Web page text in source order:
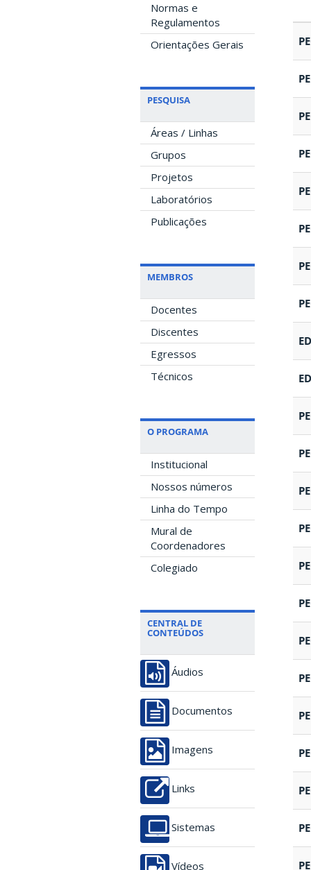
Normas e
Regulamentos
Orientações Gerais
PESQUISA
Áreas / Linhas
Grupos
Projetos
Laboratórios
Publicações
MEMBROS
Docentes
Discentes
Egressos
Técnicos
O PROGRAMA
Institucional
Nossos números
Linha do Tempo
Mural de
Coordenadores
Colegiado
CENTRAL DE
CONTEÚDOS
Áudios
Documentos
Imagens
Links
Sistemas
Vídeos